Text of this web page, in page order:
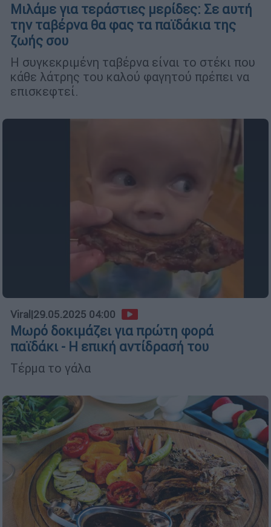
Μιλάμε για τεράστιες μερίδες: Σε αυτή
την ταβέρνα θα φας τα παϊδάκια της
ζωής σου
Η συγκεκριμένη ταβέρνα είναι το στέκι που
κάθε λάτρης του καλού φαγητού πρέπει να
επισκεφτεί.
Viral |29.05.2025 04:00
Μωρό δοκιμάζει για πρώτη φορά
παϊδάκι - Η επική αντίδρασή του
Τέρμα το γάλα